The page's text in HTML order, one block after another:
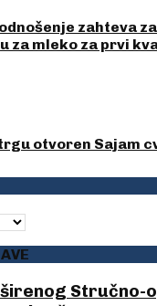
zahteva
za mleko za prvi
otvoren Sajam
Stručno-